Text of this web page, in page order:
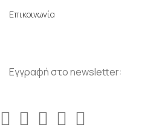
Επικοινωνία
Εγγραφή στο newsletter: